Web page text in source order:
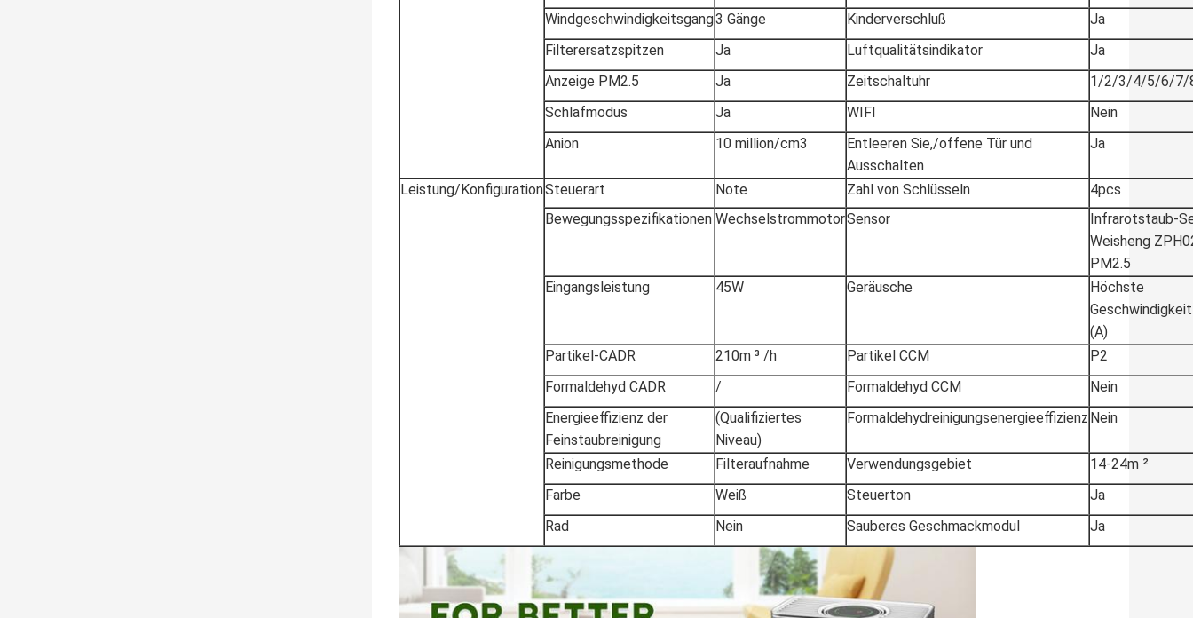
Windgeschwindigkeitsgang3 Gänge Kinderverschluß
Ja
Filterersatzspitzen
Ja Luftqualitätsindikator
Ja
Anzeige PM2.5
Ja Zeitschaltuhr
1/2/3/4/5/6/7/
Schlafmodus
Ja WIFI
Nein
Anion
10 million/cm3
Entleeren Sie,/offene Tür und
Ausschalten
Ja
Leistung/KonfigurationSteuerart Note Zahl von Schlüsseln
4pcs
Bewegungsspezifikationen WechselstrommotorSensor
Infrarotstaub-
Weisheng
PM2.5
Eingangsleistung
45W Geräusche
Höchste
(A)
Partikel-CADR
210m ³ /h Partikel CCM
P2
Formaldehyd CADR
/ Formaldehyd CCM
Nein
Energieeffizienz der
Feinstaubreinigung
(Qualifiziertes
Niveau)
Formaldehydreinigungsenergieeffizienz Nein
Reinigungsmethode Filteraufnahme Verwendungsgebiet
14-24m ²
Farbe
Weiß Steuerton
Ja
Rad
Nein Sauberes Geschmackmodul Ja